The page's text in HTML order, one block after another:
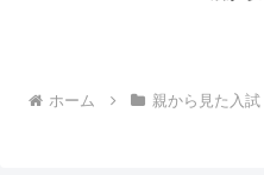
ホーム 親から見た入試